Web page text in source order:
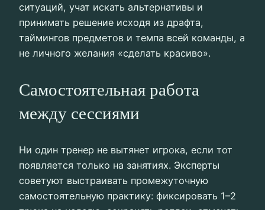
ситуаций, учат искать альтернативы и
принимать решение исходя из драфта,
таймингов предметов и темпа всей команды, а
не личного желания «сделать красиво».
Самостоятельная работа
между сессиями
Ни один тренер не вытянет игрока, если тот
появляется только на занятиях. Эксперты
советуют выстраивать промежуточную
самостоятельную практику: фиксировать 1–2